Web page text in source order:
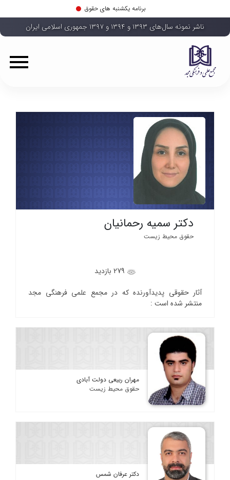
برنامه یکشنبه های حقوق
ناشر نمونه سال‌های ۱۳۹۳ و ۱۳۹۴ و ۱۳۹۷ جمهوری اسلامی ایران
دکتر سمیه رحمانیان
حقوق محیط زیست
آثار حقوقی پدیدآورنده که در مجمع علمی فرهنگی مجد
منتشر شده است :
مهران ربیعی دولت آبادی
حقوق محیط زیست
دکتر عرفان شمس